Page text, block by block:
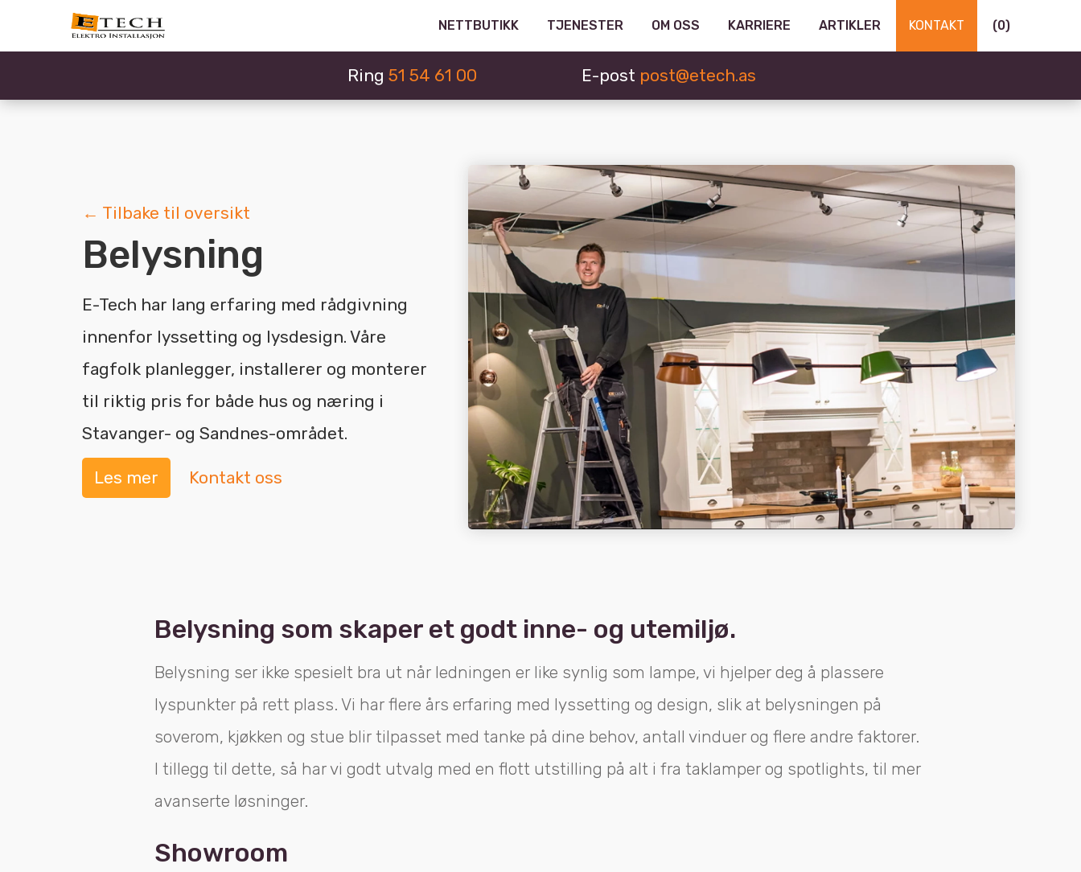
NETTBUTIKK TJENESTER OM OSS KARRIERE ARTIKLER KONTAKT (0)
Ring 51 54 61 00 E-post post@etech.as
← Tilbake til oversikt
Belysning
E-Tech har lang erfaring med rådgivning
innenfor lyssetting og lysdesign. Våre
fagfolk planlegger, installerer og monterer
til riktig pris for både hus og næring i
Stavanger- og Sandnes-området.
Les mer Kontakt oss
Belysning som skaper et godt inne- og utemiljø.
Belysning ser ikke spesielt bra ut når ledningen er like synlig som lampe, vi hjelper deg å plassere
lyspunkter på rett plass. Vi har flere års erfaring med lyssetting og design, slik at belysningen på
soverom, kjøkken og stue blir tilpasset med tanke på dine behov, antall vinduer og flere andre faktorer.
I tillegg til dette, så har vi godt utvalg med en flott utstilling på alt i fra taklamper og spotlights, til mer
avanserte løsninger.
Showroom